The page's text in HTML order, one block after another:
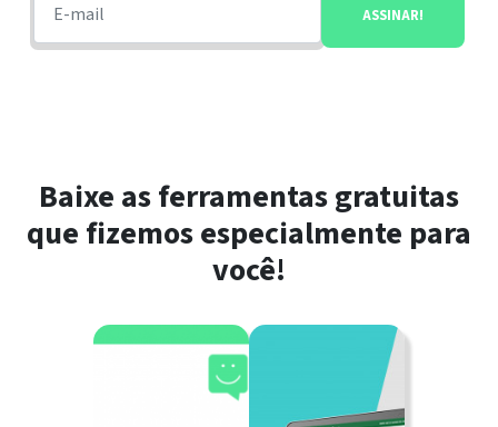
Baixe as ferramentas gratuitas
que fizemos especialmente para
você!